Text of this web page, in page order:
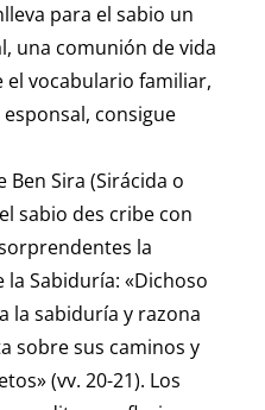
para el sabio un
una comunión de vida
vocabulario familiar,
consigue
Sira (Sirácida o
sabio des cribe con
la
Sabiduría: «Dichoso
la sabiduría y razona
sobre sus caminos y
(vv. 20-21). Los